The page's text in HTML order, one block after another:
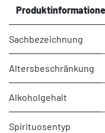
Sachbezeichnung
Altersbeschränkung
Alkoholgehalt
Spirituosentyp